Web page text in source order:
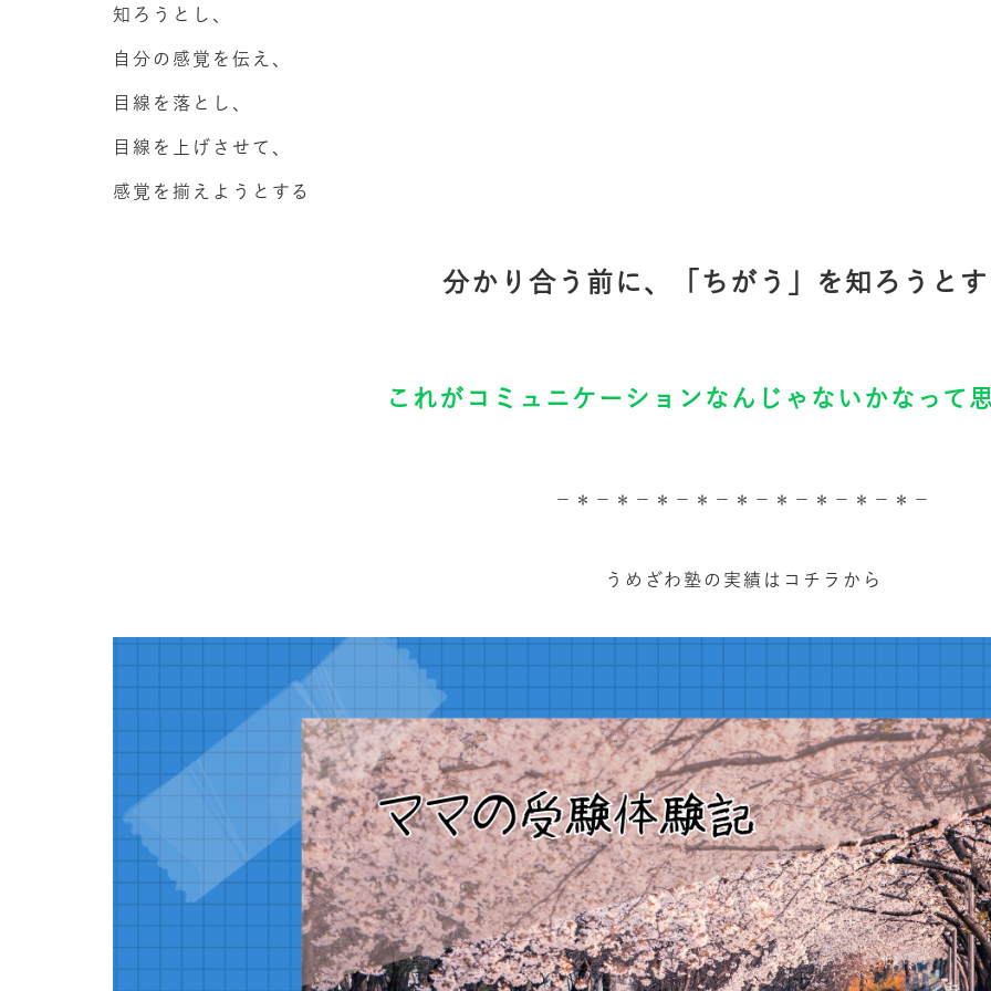
知ろうとし、
自分の感覚を伝え、
目線を落とし、
目線を上げさせて、
感覚を揃えようとする
分かり合う前に、「ちがう」を知ろうとす
これがコミュニケーションなんじゃないかなって
－＊－＊－＊－＊－＊－＊－＊－＊－＊－
うめざわ塾の実績はコチラから